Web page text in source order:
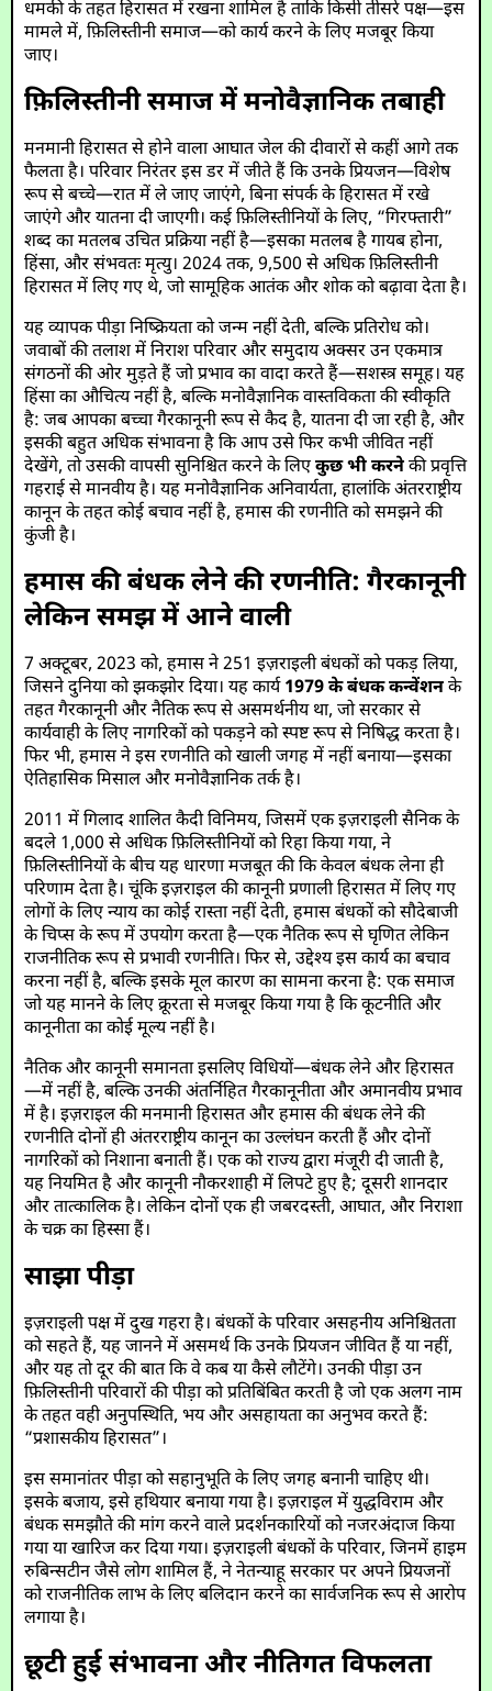
धमकी के तहत हिरासत में रखना शामिल है ताकि किसी तीसरे पक्ष—इस
मामले में, फ़िलिस्तीनी समाज—को कार्य करने के लिए मजबूर किया
जाए।
फ़िलिस्तीनी समाज में मनोवैज्ञानिक तबाही
मनमानी हिरासत से होने वाला आघात जेल की दीवारों से कहीं आगे तक
फैलता है। परिवार निरंतर इस डर में जीते हैं कि उनके प्रियजन—विशेष
रूप से बच्चे—रात में ले जाए जाएंगे, बिना संपर्क के हिरासत में रखे
जाएंगे और यातना दी जाएगी। कई फ़िलिस्तीनियों के लिए, “गिरफ्तारी”
शब्द का मतलब उचित प्रक्रिया नहीं है—इसका मतलब है गायब होना,
हिंसा, और संभवतः मृत्यु। 2024 तक, 9,500 से अधिक फ़िलिस्तीनी
हिरासत में लिए गए थे, जो सामूहिक आतंक और शोक को बढ़ावा देता है।
यह व्यापक पीड़ा निष्क्रियता को जन्म नहीं देती, बल्कि प्रतिरोध को।
जवाबों की तलाश में निराश परिवार और समुदाय अक्सर उन एकमात्र
संगठनों की ओर मुड़ते हैं जो प्रभाव का वादा करते हैं—सशस्त्र समूह। यह
हिंसा का औचित्य नहीं है, बल्कि मनोवैज्ञानिक वास्तविकता की स्वीकृति
है: जब आपका बच्चा गैरकानूनी रूप से कैद है, यातना दी जा रही है, और
इसकी बहुत अधिक संभावना है कि आप उसे फिर कभी जीवित नहीं
देखेंगे, तो उसकी वापसी सुनिश्चित करने के लिएकुछ भी करनेकी प्रवृत्ति
गहराई से मानवीय है। यह मनोवैज्ञानिक अनिवार्यता, हालांकि अंतरराष्ट्रीय
कानून के तहत कोई बचाव नहीं है, हमास की रणनीति को समझने की
कुंजी है।
हमास की बंधक लेने की रणनीति: गैरकानूनी
लेकिन समझ में आने वाली
7 अक्टूबर, 2023 को, हमास ने 251 इज़राइली बंधकों को पकड़ लिया,
जिसने दुनिया को झकझोर दिया। यह कार्य1979 के बंधक कन्वेंशनके
तहत गैरकानूनी और नैतिक रूप से असमर्थनीय था, जो सरकार से
कार्यवाही के लिए नागरिकों को पकड़ने को स्पष्ट रूप से निषिद्ध करता है।
फिर भी, हमास ने इस रणनीति को खाली जगह में नहीं बनाया—इसका
ऐतिहासिक मिसाल और मनोवैज्ञानिक तर्क है।
2011 में गिलाद शालित कैदी विनिमय, जिसमें एक इज़राइली सैनिक के
बदले 1,000 से अधिक फ़िलिस्तीनियों को रिहा किया गया, ने
फ़िलिस्तीनियों के बीच यह धारणा मजबूत की कि केवल बंधक लेना ही
परिणाम देता है। चूंकि इज़राइल की कानूनी प्रणाली हिरासत में लिए गए
लोगों के लिए न्याय का कोई रास्ता नहीं देती, हमास बंधकों को सौदेबाजी
के चिप्स के रूप में उपयोग करता है—एक नैतिक रूप से घृणित लेकिन
राजनीतिक रूप से प्रभावी रणनीति। फिर से, उद्देश्य इस कार्य का बचाव
करना नहीं है, बल्कि इसके मूल कारण का सामना करना है: एक समाज
जो यह मानने के लिए क्रूरता से मजबूर किया गया है कि कूटनीति और
कानूनीता का कोई मूल्य नहीं है।
नैतिक और कानूनी समानता इसलिए विधियों—बंधक लेने और हिरासत
—में नहीं है, बल्कि उनकी अंतर्निहित गैरकानूनीता और अमानवीय प्रभाव
में है। इज़राइल की मनमानी हिरासत और हमास की बंधक लेने की
रणनीति दोनों ही अंतरराष्ट्रीय कानून का उल्लंघन करती हैं और दोनों
नागरिकों को निशाना बनाती हैं। एक को राज्य द्वारा मंजूरी दी जाती है,
यह नियमित है और कानूनी नौकरशाही में लिपटे हुए है; दूसरी शानदार
और तात्कालिक है। लेकिन दोनों एक ही जबरदस्ती, आघात, और निराशा
के चक्र का हिस्सा हैं।
साझा पीड़ा
इज़राइली पक्ष में दुख गहरा है। बंधकों के परिवार असहनीय अनिश्चितता
को सहते हैं, यह जानने में असमर्थ कि उनके प्रियजन जीवित हैं या नहीं,
और यह तो दूर की बात कि वे कब या कैसे लौटेंगे। उनकी पीड़ा उन
फ़िलिस्तीनी परिवारों की पीड़ा को प्रतिबिंबित करती है जो एक अलग नाम
के तहत वही अनुपस्थिति, भय और असहायता का अनुभव करते हैं:
“प्रशासकीय हिरासत”।
इस समानांतर पीड़ा को सहानुभूति के लिए जगह बनानी चाहिए थी।
इसके बजाय, इसे हथियार बनाया गया है। इज़राइल में युद्धविराम और
बंधक समझौते की मांग करने वाले प्रदर्शनकारियों को नजरअंदाज किया
गया या खारिज कर दिया गया। इज़राइली बंधकों के परिवार, जिनमें हाइम
रुबिन्सटीन जैसे लोग शामिल हैं, ने नेतन्याहू सरकार पर अपने प्रियजनों
को राजनीतिक लाभ के लिए बलिदान करने का सार्वजनिक रूप से आरोप
लगाया है।
छूटी हुई संभावना और नीतिगत विफलता